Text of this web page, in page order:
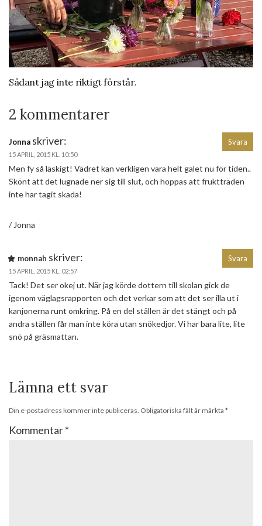
Sådant jag inte riktigt förstår.
2 kommentarer
Jonna skriver:
15 APRIL, 2015 KL. 10:50
Men fy så läskigt! Vädret kan verkligen vara helt galet nu för tiden..
Skönt att det lugnade ner sig till slut, och hoppas att fruktträden
inte har tagit skada!
/ Jonna
Svara
monnah skriver:
15 APRIL, 2015 KL. 02:57
Tack! Det ser okej ut. När jag körde dottern till skolan gick de
igenom väglagsrapporten och det verkar som att det ser illa ut i
kanjonerna runt omkring. På en del ställen är det stängt och på
andra ställen får man inte köra utan snökedjor. Vi har bara lite, lite
snö på gräsmattan.
Svara
Lämna ett svar
Din e-postadress kommer inte publiceras. Obligatoriska fält är märkta *
Kommentar*